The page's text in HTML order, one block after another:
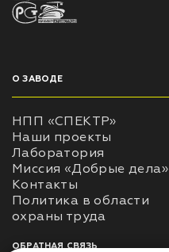
О ЗАВОДЕ
НПП «СПЕКТР»
Наши проекты
Лаборатория
Миссия «Добрые дела»
Контакты
Политика в области
ОБРАТНАЯ СВЯЗЬ